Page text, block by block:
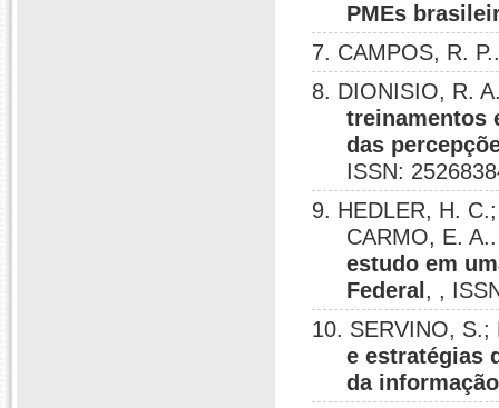
PMEs
7. CAMPOS, R.
8. DIONISIO, R.
treinamentos
das
ISSN:
9. HEDLER, H.
CARMO, E.
estudo em
Federal , ,
10. SERVINO,
e estratégias
da informação